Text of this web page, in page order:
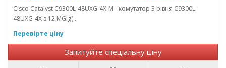
Cisco Catalyst C9300L-48UXG-4X-M - комутатор 3 рівня C9300L-
48UXG-4X з 12 MGig(..
Перевірте ціну
Запитуйте спеціальну ціну